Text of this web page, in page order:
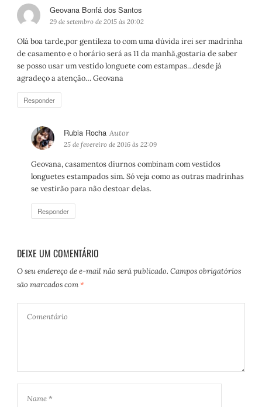
Geovana Bonfá dos Santos
i
s
e
:
29 de setembro de 2015 às 20:02
Olá boa tarde,por gentileza to com uma dúvida irei ser madrinha
de casamento e o horário será as 11 da manhã,gostaria de saber
se posso usar um vestido longuete com estampas…desde já
agradeço a atenção… Geovana
Responder
Rubia Rocha
i
s
e
25 de fevereiro de 2016 às 22:09
Geovana, casamentos diurnos combinam com vestidos
longuetes estampados sim. Só veja como as outras madrinhas
se vestirão para não destoar delas.
Responder
DEIXE UM COMENTÁRIO
O seu endereço de e-mail não será publicado. Campos obrigatórios
são marcados com *